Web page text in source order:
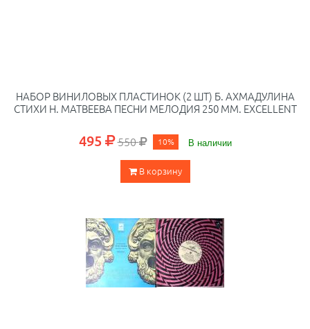
НАБОР ВИНИЛОВЫХ ПЛАСТИНОК (2 ШТ) Б. АХМАДУЛИНА
СТИХИ Н. МАТВЕЕВА ПЕСНИ МЕЛОДИЯ 250 ММ. EXCELLENT
495 550 10% В наличии
В корзину